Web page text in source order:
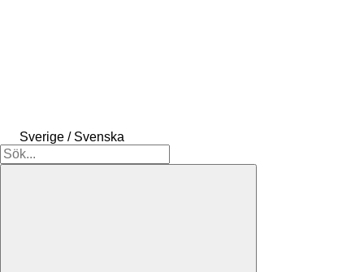
Sverige / Svenska